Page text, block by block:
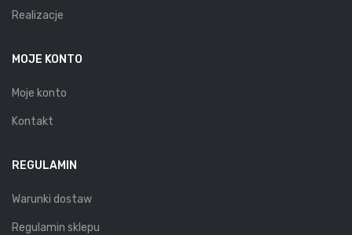
Realizacje
MOJE KONTO
Moje konto
Kontakt
REGULAMIN
Warunki dostaw
Regulamin sklepu